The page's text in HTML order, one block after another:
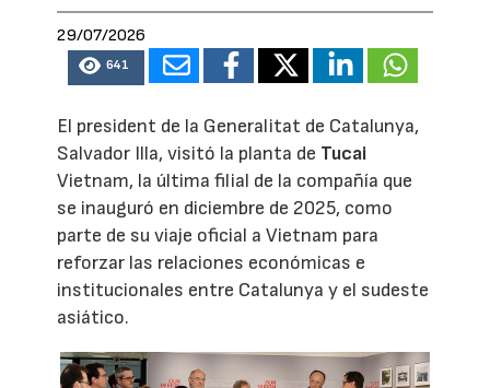
29/07/2026
641
El president de la Generalitat de Catalunya,
Salvador Illa, visitó la planta de Tucai
Vietnam, la última filial de la compañía que
se inauguró en diciembre de 2025, como
parte de su viaje oficial a Vietnam para
reforzar las relaciones económicas e
institucionales entre Catalunya y el sudeste
asiático.